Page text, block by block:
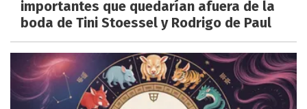
importantes que quedarían afuera de la
boda de Tini Stoessel y Rodrigo de Paul